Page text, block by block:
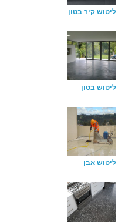
ליטוש קיר בטון
ליטוש בטון
ליטוש אבן